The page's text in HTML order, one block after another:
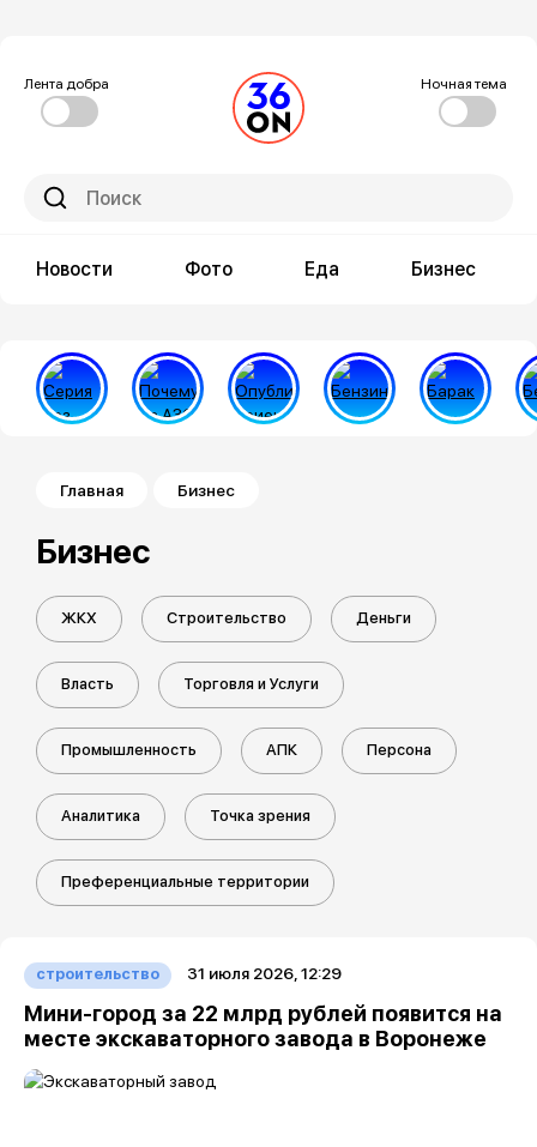
Лента добра Ночная тема
Новости Фото Еда Бизнес
Строка навигации
Главная Бизнес
Бизнес
ЖКХ Строительство Деньги
Власть Торговля и Услуги
Промышленность АПК Персона
Аналитика Точка зрения
Преференциальные территории
строительство 31 июля 2026, 12:29
Мини-город за 22 млрд рублей появится на
месте экскаваторного завода в Воронеже